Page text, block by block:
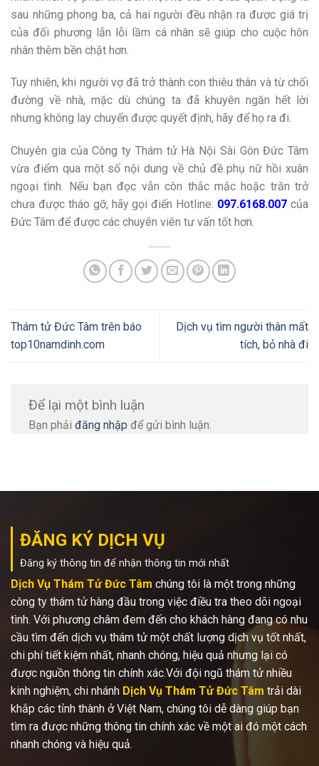
sau những phong ba, cả hai người đều nhận ra được giá trị
của đối phương lẫn lỗi lầm cá nhân sẽ giúp cho cuộc hôn
nhân thêm bền chặt hơn.
Tuy nhiên, khi người vợ đã trở thành con thiêu thân và từ chối
đường về nhà, mặc dù chúng ta đã khuyên ngăn hết lời
nhưng không lay chuyển được quyết định, hãy để họ ra đi.
Chuyên gia của Công ty Thám tử Hà Nội Sài Gòn Đức Tâm
vừa điểm qua một số nội dung về chủ đề phụ nữ hồi xuân
ngoại tình. Nếu bạn đọc vẫn còn thắc mắc hoặc trăn trở
chưa được tháo gỡ, hãy gọi điến Hotline: 097.6168.007 của
Đức Tâm để được các chuyên viên tư vấn tốt hơn.
Thám tử Đức Tâm trên báo
top10namdinh.com
Dịch vụ tìm người thân mất
tích, bỏ nhà đi
Để lại một bình luận
Bạn phải đăng nhập để gửi bình luận.
ĐĂNG KÝ DỊCH VỤ
Đăng ký thông tin để nhận thông tin mới nhất
Dịch Vụ Thám Tử Đức Tâm chúng tôi là một trong những
công ty thám tử hàng đầu trong việc điều tra theo dõi ngoại
tình. Với phương châm đem đến cho khách hàng đang có nhu
cầu tìm đến dịch vụ thám tử một chất lượng dịch vụ tốt nhất,
chi phí tiết kiệm nhất, nhanh chóng, hiệu quả nhưng lại có
được nguồn thông tin chính xác.Với đội ngũ thám tử nhiều
kinh nghiệm, chi nhánh Dịch Vụ Thám Tử Đức Tâm trải dài
khắp các tỉnh thành ở Việt Nam, chúng tôi dễ dàng giúp bạn
tìm ra được những thông tin chính xác về một ai đó một cách
nhanh chóng và hiệu quả.